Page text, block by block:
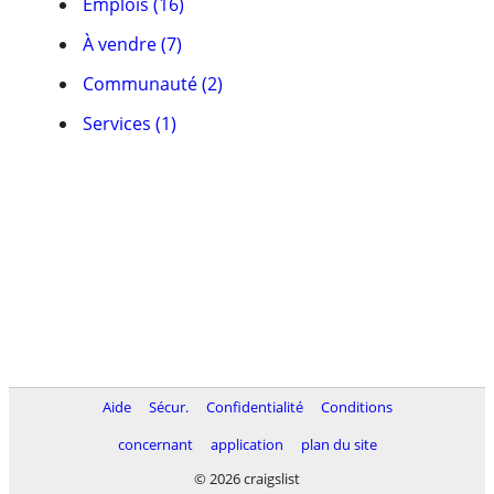
À vendre (7)
Communauté (2)
Services (1)
Aide Sécur. Confidentialité
Conditions
concernant
application
plan du site
© 2026 craigslist